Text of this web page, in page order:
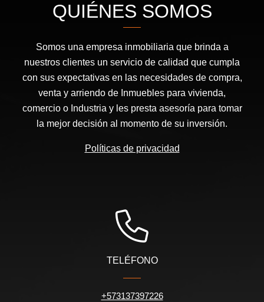
QUIÉNES SOMOS
Somos una empresa inmobiliaria que brinda a
nuestros clientes un servicio de calidad que cumpla
con sus expectativas en las necesidades de compra,
venta y arriendo de Inmuebles para vivienda,
comercio o Industria y les presta asesoría para tomar
la mejor decisión al momento de su inversión.
Políticas de privacidad
TELÉFONO
+573137397226